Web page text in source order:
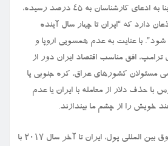
درصد جهش کرد، تورم بنا به ادعای کارشناسان به ۴۵ درصد رسیده،
دارد که “ایران تا چهار سال آینده
با عنایت به عدم همسویی اروپا و
ترامپ، افق مناسب اقتصاد ایران دور از
مسئولان کشورهای عراق، کره جنوبی یا
حذف دلار از معامله با ایران یا عدم
خویش را از چشم ما بیندازند.
به قول پایگاه آماری صندوق بین المللی پول، ایران تا آخر سال ۲۰۱۷ با